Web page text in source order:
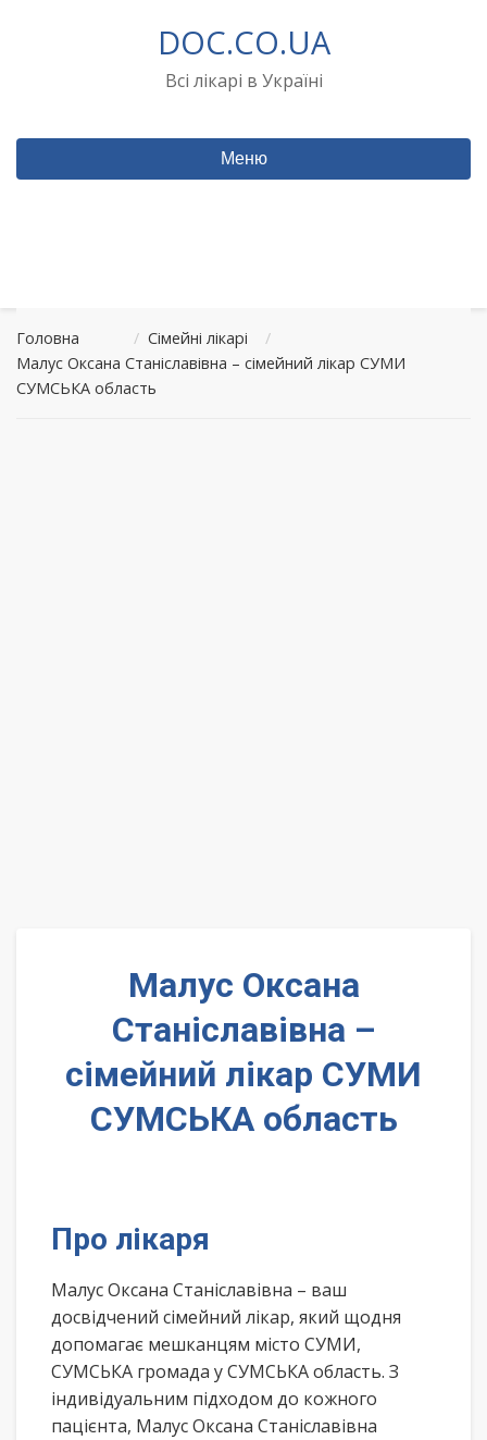
DOC.CO.UA
Всі лікарі в Україні
Меню
Головна / Сімейні лікарі
/
Малус Оксана Станіславівна – сімейний лікар СУМИ
СУМСЬКА область
Малус Оксана
Станіславівна –
сімейний лікар СУМИ
СУМСЬКА область
Про лікаря
Малус Оксана Станіславівна – ваш
досвідчений сімейний лікар, який щодня
допомагає мешканцям місто СУМИ,
СУМСЬКА громада у СУМСЬКА область. З
індивідуальним підходом до кожного
пацієнта, Малус Оксана Станіславівна